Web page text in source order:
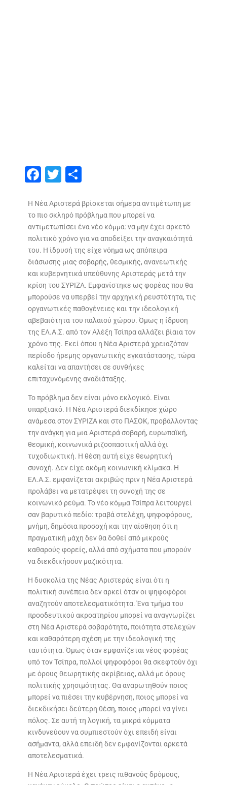
F
e
b
o
o
k
T
itt
er
S
ar
e
Η Νέα Αριστερά βρίσκεται σήμερα αντιμέτωπη με
το πιο σκληρό πρόβλημα που μπορεί να
αντιμετωπίσει ένα νέο κόμμα: να μην έχει αρκετό
πολιτικό χρόνο για να αποδείξει την αναγκαιότητά
του. Η ίδρυσή της είχε νόημα ως απόπειρα
διάσωσης μιας σοβαρής, θεσμικής, ανανεωτικής
και κυβερνητικά υπεύθυνης Αριστεράς μετά την
κρίση του ΣΥΡΙΖΑ. Εμφανίστηκε ως φορέας που θα
μπορούσε να υπερβεί την αρχηγική ρευστότητα, τις
οργανωτικές παθογένειες και την ιδεολογική
αβεβαιότητα του παλαιού χώρου. Όμως η ίδρυση
της ΕΛ.Α.Σ. από τον Αλέξη Τσίπρα αλλάζει βίαια τον
χρόνο της. Εκεί όπου η Νέα Αριστερά χρειαζόταν
περίοδο ήρεμης οργανωτικής εγκατάστασης, τώρα
καλείται να απαντήσει σε συνθήκες
επιταχυνόμενης αναδιάταξης.
Το πρόβλημα δεν είναι μόνο εκλογικό. Είναι
υπαρξιακό. Η Νέα Αριστερά διεκδίκησε χώρο
ανάμεσα στον ΣΥΡΙΖΑ και στο ΠΑΣΟΚ, προβάλλοντας
την ανάγκη για μια Αριστερά σοβαρή, ευρωπαϊκή,
θεσμική, κοινωνικά ριζοσπαστική αλλά όχι
τυχοδιωκτική. Η θέση αυτή είχε θεωρητική
συνοχή. Δεν είχε ακόμη κοινωνική κλίμακα. Η
ΕΛ.Α.Σ. εμφανίζεται ακριβώς πριν η Νέα Αριστερά
προλάβει να μετατρέψει τη συνοχή της σε
κοινωνικό ρεύμα. Το νέο κόμμα Τσίπρα λειτουργεί
σαν βαρυτικό πεδίο: τραβά στελέχη, ψηφοφόρους,
μνήμη, δημόσια προσοχή και την αίσθηση ότι η
πραγματική μάχη δεν θα δοθεί από μικρούς
καθαρούς φορείς, αλλά από σχήματα που μπορούν
να διεκδικήσουν μαζικότητα.
Η δυσκολία της Νέας Αριστεράς είναι ότι η
πολιτική συνέπεια δεν αρκεί όταν οι ψηφοφόροι
αναζητούν αποτελεσματικότητα. Ένα τμήμα του
προοδευτικού ακροατηρίου μπορεί να αναγνωρίζει
στη Νέα Αριστερά σοβαρότητα, ποιότητα στελεχών
και καθαρότερη σχέση με την ιδεολογική της
ταυτότητα. Όμως όταν εμφανίζεται νέος φορέας
υπό τον Τσίπρα, πολλοί ψηφοφόροι θα σκεφτούν όχι
με όρους θεωρητικής ακρίβειας, αλλά με όρους
πολιτικής χρησιμότητας. Θα αναρωτηθούν ποιος
μπορεί να πιέσει την κυβέρνηση, ποιος μπορεί να
διεκδικήσει δεύτερη θέση, ποιος μπορεί να γίνει
πόλος. Σε αυτή τη λογική, τα μικρά κόμματα
κινδυνεύουν να συμπιεστούν όχι επειδή είναι
ασήμαντα, αλλά επειδή δεν εμφανίζονται αρκετά
αποτελεσματικά.
Η Νέα Αριστερά έχει τρεις πιθανούς δρόμους,